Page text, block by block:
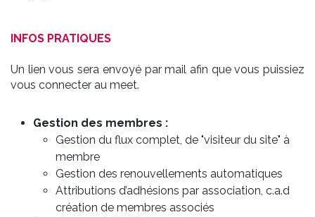
INFOS PRATIQUES
Un lien vous sera envoyé par mail afin que vous puissiez
vous connecter au meet.
Gestion des membres :
Gestion du flux complet, de "visiteur du site" à
membre
Gestion des renouvellements automatiques
Attributions d’adhésions par association, c.a.d
création de membres associés